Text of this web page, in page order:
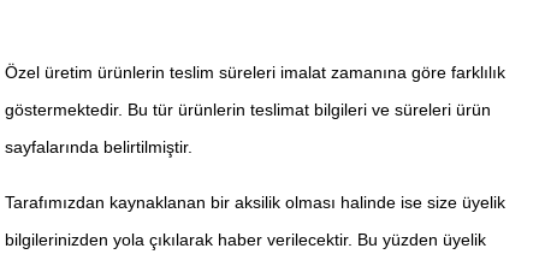
Özel üretim ürünlerin teslim süreleri imalat zamanına göre farklılık
göstermektedir. Bu tür ürünlerin teslimat bilgileri ve süreleri ürün
sayfalarında belirtilmiştir.
Tarafımızdan kaynaklanan bir aksilik olması halinde ise size üyelik
bilgilerinizden yola çıkılarak haber verilecektir. Bu yüzden üyelik